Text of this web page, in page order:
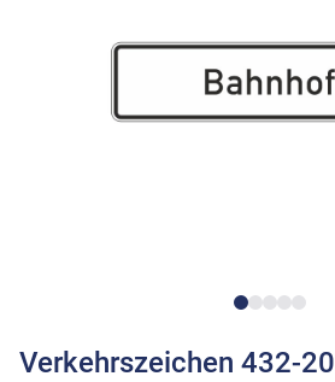
Verkehrszeichen 432-20